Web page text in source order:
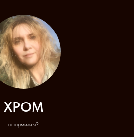
ХРОМ
оформимся?